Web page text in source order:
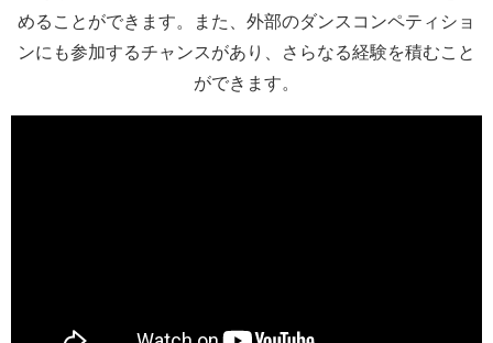
めることができます。また、外部のダンスコンペティショ
ンにも参加するチャンスがあり、さらなる経験を積むこと
ができます。